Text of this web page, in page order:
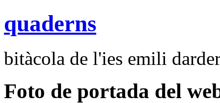
quaderns
bitàcola de l'ies emili
Foto de portada del